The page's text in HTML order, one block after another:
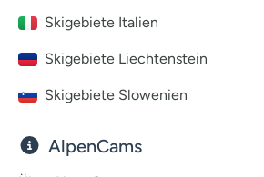
Skigebiete Italien
Skigebiete Liechtenstein
Skigebiete Slowenien
AlpenCams